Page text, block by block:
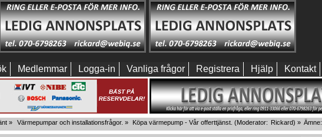
Medlemmar Logga-in Vanliga frågor Registrera Hjälp Kontakt
» Värmepumpar och installationsfrågor. » Köpa värmepump - Vår offerttjänst. (Moderator: Rickard) » Ämne: